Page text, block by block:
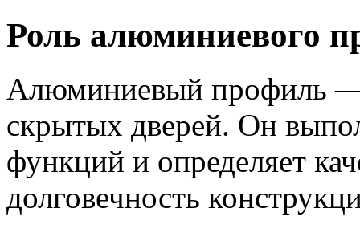
Роль алюминиевого
Алюминиевый профиль —
скрытых дверей. Он
функций и определяет
долговечность